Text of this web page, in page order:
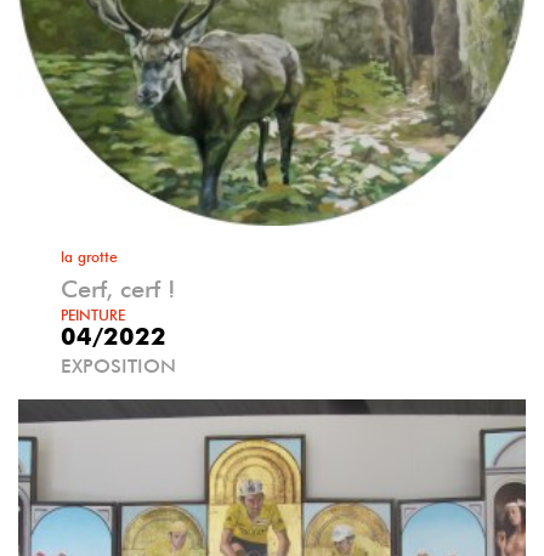
la grotte
Cerf, cerf !
PEINTURE
04/2022
EXPOSITION